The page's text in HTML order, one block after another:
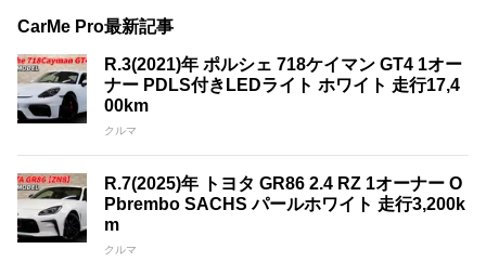
CarMe Pro最新記事
R.3(2021)年 ポルシェ 718ケイマン GT4 1オー
ナー PDLS付きLEDライト ホワイト 走行17,4
00km
クルマ
R.7(2025)年 トヨタ GR86 2.4 RZ 1オーナー O
Pbrembo SACHS パールホワイト 走行3,200k
m
クルマ